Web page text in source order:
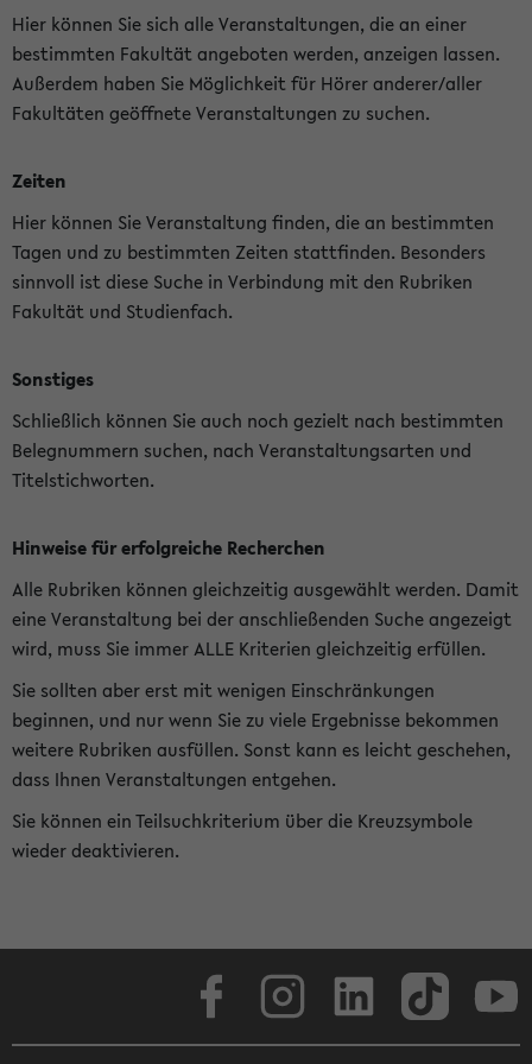
Hier können Sie sich alle Veranstaltungen, die an einer
bestimmten Fakultät angeboten werden, anzeigen lassen.
Außerdem haben Sie Möglichkeit für Hörer anderer/aller
Fakultäten geöffnete Veranstaltungen zu suchen.
Zeiten
Hier können Sie Veranstaltung finden, die an bestimmten
Tagen und zu bestimmten Zeiten stattfinden. Besonders
sinnvoll ist diese Suche in Verbindung mit den Rubriken
Fakultät und Studienfach.
Sonstiges
Schließlich können Sie auch noch gezielt nach bestimmten
Belegnummern suchen, nach Veranstaltungsarten und
Titelstichworten.
Hinweise für erfolgreiche Recherchen
Alle Rubriken können gleichzeitig ausgewählt werden. Damit
eine Veranstaltung bei der anschließenden Suche angezeigt
wird, muss Sie immer ALLE Kriterien gleichzeitig erfüllen.
Sie sollten aber erst mit wenigen Einschränkungen
beginnen, und nur wenn Sie zu viele Ergebnisse bekommen
weitere Rubriken ausfüllen. Sonst kann es leicht geschehen,
dass Ihnen Veranstaltungen entgehen.
Sie können ein Teilsuchkriterium über die Kreuzsymbole
wieder deaktivieren.